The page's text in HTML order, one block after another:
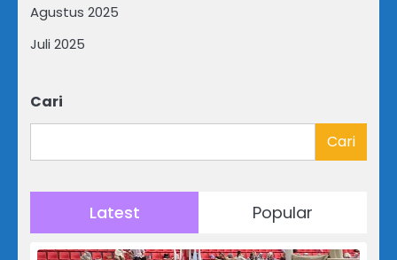
Agustus 2025
Juli 2025
Cari
Cari
Latest Popular